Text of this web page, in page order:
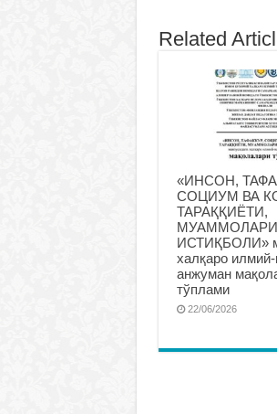
Related
«ИНСОН,
СОЦИУМ ВА
ТАРАҚҚИЁТИ,
ИСТИҚБОЛИ»
халқаро илмий-
анжуман
тўплами
22/06/2026